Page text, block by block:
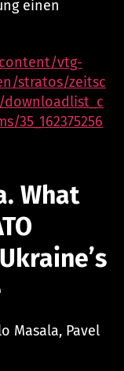
einen
vtg-
stratos/zeitsc
35_162375256
What
Masala, Pavel